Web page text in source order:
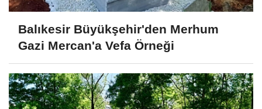
Balıkesir Büyükşehir'den Merhum
Gazi Mercan'a Vefa Örneği